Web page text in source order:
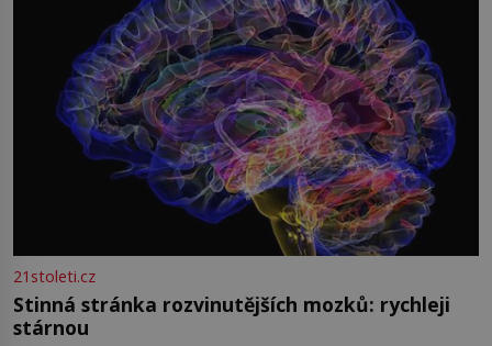
21stoleti.cz
Stinná stránka rozvinutějších mozků: rychleji
stárnou